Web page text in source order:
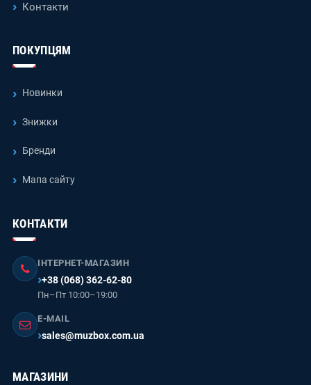
Контакти
ПОКУПЦЯМ
Новинки
Знижки
Бренди
Мапа сайту
КОНТАКТИ
ІНТЕРНЕТ-МАГАЗИН
+38 (068) 362-62-80
Пн–Пт 10:00–19:00
E-MAIL
sales@muzbox.com.ua
МАГАЗИНИ